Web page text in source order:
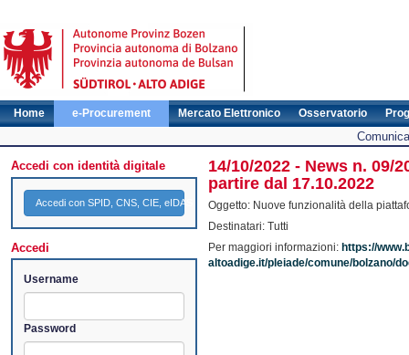
Home e-Procurement Mercato Elettronico Osservatorio
Accedi con identità digitale
Accedi con SPID, CNS, CIE, eIDAS
Accedi
Username
Password
14/10/2022 - News n. 09/
partire dal 17.10.2022
Oggetto: Nuove funzionalità della
Destinatari: Tutti
Per maggiori informazioni: https://
altoadige.it/pleiade/comune/bolzano/